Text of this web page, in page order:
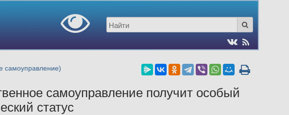
самоуправление)
самоуправление получит особый
статус